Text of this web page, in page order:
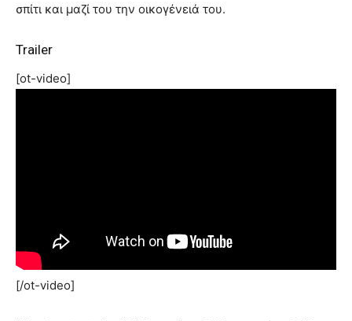
σπίτι και μαζί του την οικογένειά του.
Trailer
[ot-video]
[/ot-video]